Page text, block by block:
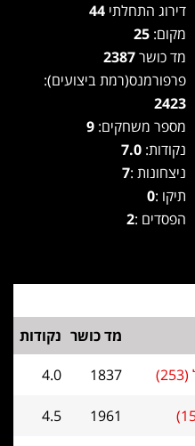
דירוג התחלתי
מקום:
מד כושר
פרפורמנס(רמת ביצועים):
2423
מספר משחקים:
נקודות: 7.0
ניצחונות :7
תיקו :0
הפסדים :2
מד כושר נקודות
1837
4.0
1961
4.5